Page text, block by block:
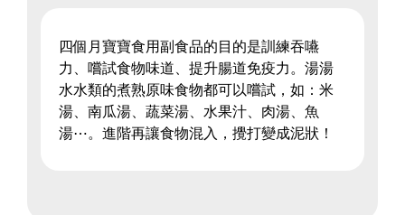
四個月寶寶食用副食品的目的是訓練吞嚥
力、嚐試食物味道、提升腸道免疫力。湯湯
水水類的煮熟原味食物都可以嚐試，如：米
湯、南瓜湯、蔬菜湯、水果汁、肉湯、魚
湯⋯。進階再讓食物混入，攪打變成泥狀！